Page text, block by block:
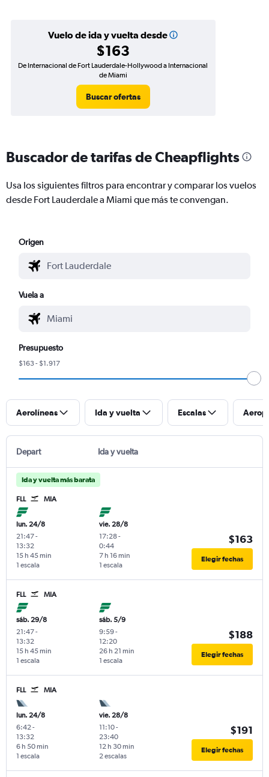
Vuelo de ida y vuelta desde
$163
De Internacional de Fort Lauderdale-Hollywood a Internacional
de Miami
Buscar ofertas
Buscador de tarifas de Cheapflights
Usa los siguientes filtros para encontrar y comparar los vuelos
desde Fort Lauderdale a Miami que más te convengan.
Origen
Vuela a
Presupuesto
$163 - $1.917
Aerolíneas Ida y vuelta Escalas
Depart Ida y vuelta
Ida y vuelta más barata
FLL MIA
lun. 24/8
21:47-
13:32
1 escala
15 h 45 min
vie. 28/8
17:28-
0:44
1 escala
7 h 16 min
$163
Elegir fechas
FLL MIA
sáb. 29/8
21:47-
13:32
1 escala
15 h 45 min
sáb. 5/9
9:59-
12:20
1 escala
26 h 21 min
$188
Elegir fechas
FLL MIA
lun. 24/8
6:42-
13:32
1 escala
6 h 50 min
vie. 28/8
11:10-
23:40
2 escalas
12 h 30 min
$191
Elegir fechas